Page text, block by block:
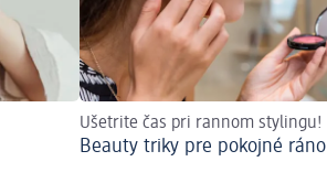
Ušetrite čas pri rannom stylingu!
Beauty triky pre pokojné ráno